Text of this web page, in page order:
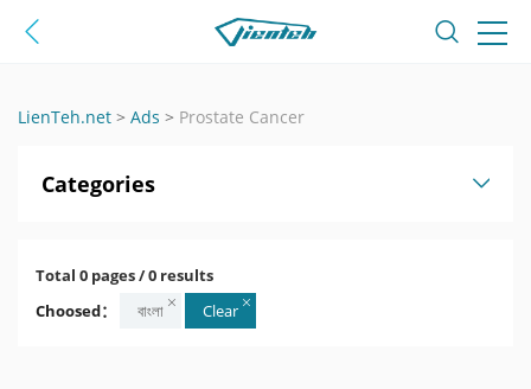
LienTeh.net > Ads > Prostate Cancer
Categories
Total 0 pages / 0 results
Choosed：
বাংলা Clear